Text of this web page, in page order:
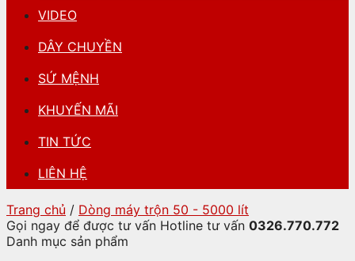
VIDEO
DÂY CHUYỀN
SỨ MỆNH
KHUYẾN MÃI
TIN TỨC
LIÊN HỆ
Trang chủ / Dòng máy trộn 50 - 5000 lít
Gọi ngay để được tư vấn Hotline tư vấn 0326.770.772
Danh mục sản phẩm